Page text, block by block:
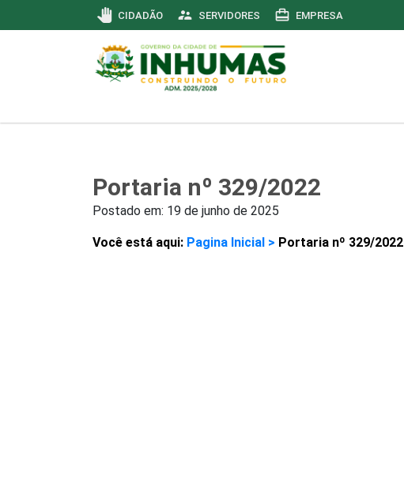
pan_tool CIDADÃO supervisor_account SERVIDORES card_travel EMPRESA
Portaria nº 329/2022
Postado em: 19 de junho de 2025
Você está aqui: Pagina Inicial > Portaria nº 329/2022